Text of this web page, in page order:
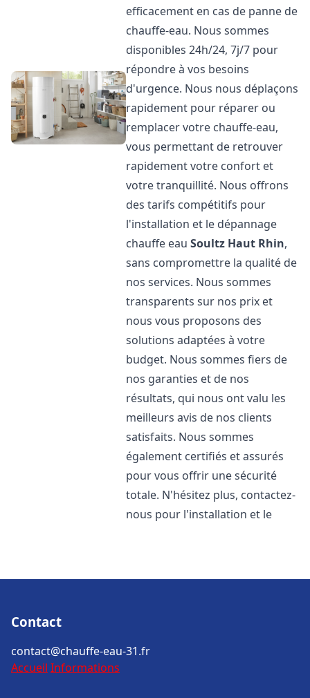
efficacement en cas de panne de
chauffe-eau. Nous sommes
disponibles 24h/24, 7j/7 pour
répondre à vos besoins
d'urgence. Nous nous déplaçons
rapidement pour réparer ou
remplacer votre chauffe-eau,
vous permettant de retrouver
rapidement votre confort et
votre tranquillité. Nous offrons
des tarifs compétitifs pour
l'installation et le dépannage
chauffe eauSoultz Haut Rhin,
sans compromettre la qualité de
nos services. Nous sommes
transparents sur nos prix et
nous vous proposons des
solutions adaptées à votre
budget. Nous sommes fiers de
nos garanties et de nos
résultats, qui nous ont valu les
meilleurs avis de nos clients
satisfaits. Nous sommes
également certifiés et assurés
pour vous offrir une sécurité
totale. N'hésitez plus, contactez-
nous pour l'installation et le
Contact
contact@chauffe-eau-31.fr
Accueil Informations